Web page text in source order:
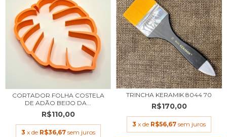
CORTADOR FOLHA COSTELA
DE ADÃO BEIJO DA...
R$110,00
3 x de R$36,67 sem juros
TRINCHA KERAMIK 8044 70
R$170,00
3 x de R$56,67 sem juros